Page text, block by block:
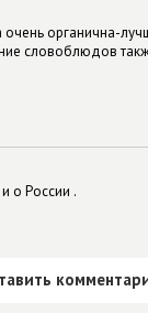
органична-
словоблюдов
о России .